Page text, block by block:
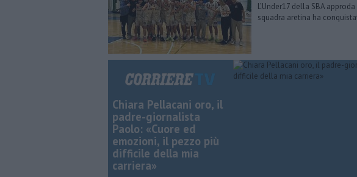
​L’Under17 della SBA
squadra aretina ha
Chiara Pellacani oro, il
padre-giornalista
Paolo: «Cuore ed
emozioni, il pezzo più
difficile della mia
carriera»